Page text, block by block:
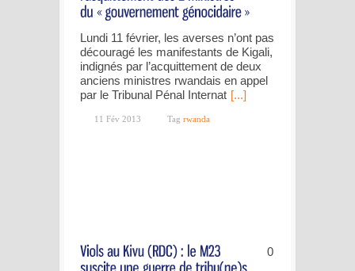
Lundi 11 février, les averses n’ont pas
découragé les manifestants de Kigali,
indignés par l’acquittement de deux
anciens ministres rwandais en appel
par le Tribunal Pénal Internat [...]
11 Fév 2013 Tag rwanda
0